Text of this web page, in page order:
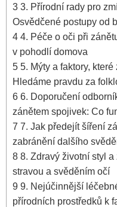
3 3. Přírodní rady⁤ pro‌
Osvědčené postupy od
4 4. Péče ⁣o⁢ oči při
v pohodlí ‍domova
5 5. Mýty a ⁣faktory,
Hledáme pravdu ⁣za
6 6.‌ Doporučení
zánětem‍ spojivek: Co
7 7. Jak předejít šíření
zabránění dalšího
8 8. Zdravý ​životní styl
stravou a ⁤svěděním očí
9 9. Nejúčinnější
přírodních prostředků k